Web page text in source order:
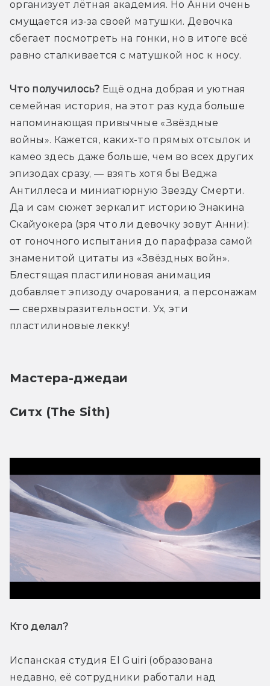
организует лётная академия. Но Анни очень
смущается из-за своей матушки. Девочка
сбегает посмотреть на гонки, но в итоге всё
равно сталкивается с матушкой нос к носу.
Что получилось? Ещё одна добрая и уютная
семейная история, на этот раз куда больше
напоминающая привычные «Звёздные
войны». Кажется, каких-то прямых отсылок и
камео здесь даже больше, чем во всех других
эпизодах сразу, — взять хотя бы Веджа
Антиллеса и миниатюрную Звезду Смерти.
Да и сам сюжет зеркалит историю Энакина
Скайуокера (зря что ли девочку зовут Анни):
от гоночного испытания до парафраза самой
знаменитой цитаты из «Звёздных войн».
Блестящая пластилиновая анимация
добавляет эпизоду очарования, а персонажам
— сверхвыразительности. Ух, эти
пластилиновые лекку!
Мастера-джедаи
Ситх (The Sith)
Кто делал?
Испанская студия El Guiri (образована
недавно, её сотрудники работали над